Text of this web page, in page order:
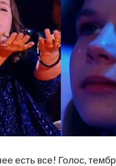
есть все! Голос,